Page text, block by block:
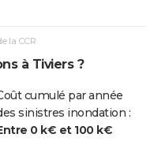
la CCR
à Tiviers ?
cumulé par année
sinistres inondation :
0 k€ et 100 k€